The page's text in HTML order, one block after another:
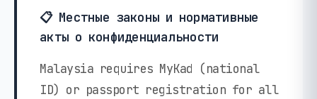
📋 Местные законы и нормативные
акты о конфиденциальности
Malaysia requires MyKad (national
ID) or passport registration for all